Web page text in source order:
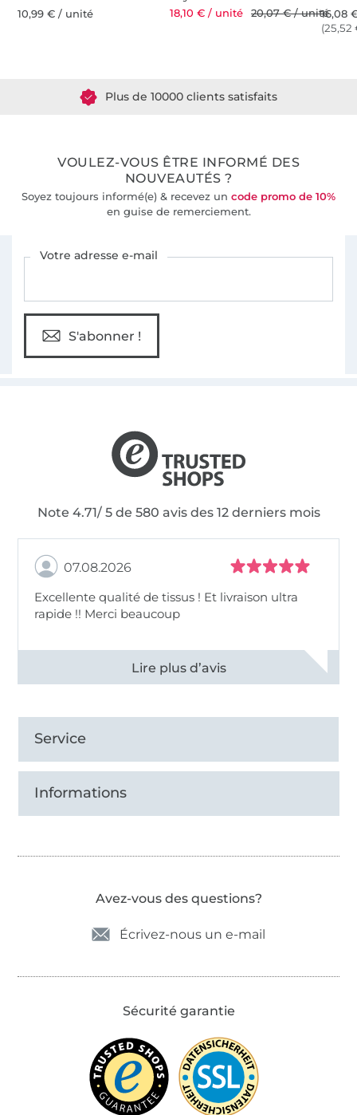
10,99 € / unité 18,10 € / unité 20,07 € / unité16,08
(25,52
Plus de 10000 clients satisfaits
VOULEZ-VOUS ÊTRE INFORMÉ DES
NOUVEAUTÉS ?
Soyez toujours informé(e) & recevez un code promo de 10%
en guise de remerciement.
Votre adresse e-mail
S'abonner !
Note 4.71/ 5 de 580 avis des 12 derniers mois
07.08.2026
Excellente qualité de tissus ! Et livraison ultra
rapide !! Merci beaucoup
Voir tous les 11496 commentaires
Service
Informations
Avez-vous des questions?
Écrivez-nous un e-mail
Sécurité garantie